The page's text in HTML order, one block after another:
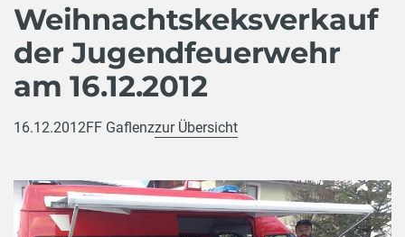
Weihnachtskeksverkauf
der Jugendfeuerwehr
am 16.12.2012
16.12.2012FF Gaflenzzur Übersicht